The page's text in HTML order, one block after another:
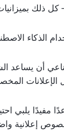
ذلك
الذكاء
أن يساعد
مفيدًا يلبي
إعلانية